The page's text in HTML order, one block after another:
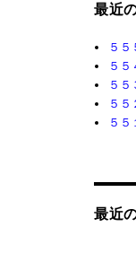
最近
５
５
５
５
５
最近